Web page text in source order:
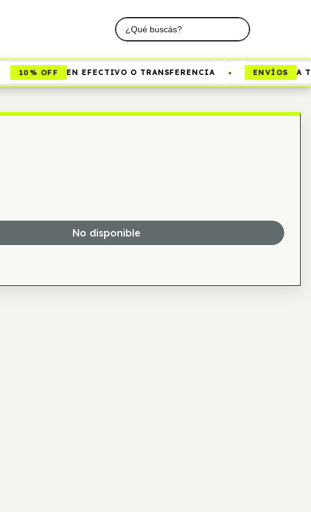
10% OFF EN EFECTIVO O TRANSFERENCIA ENVÍOS A
No disponible